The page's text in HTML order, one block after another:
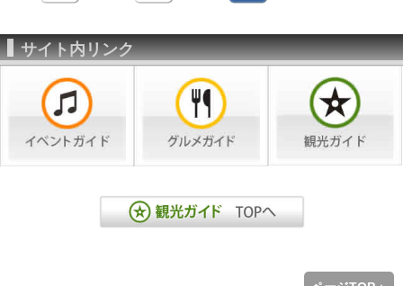
サイト内リンク